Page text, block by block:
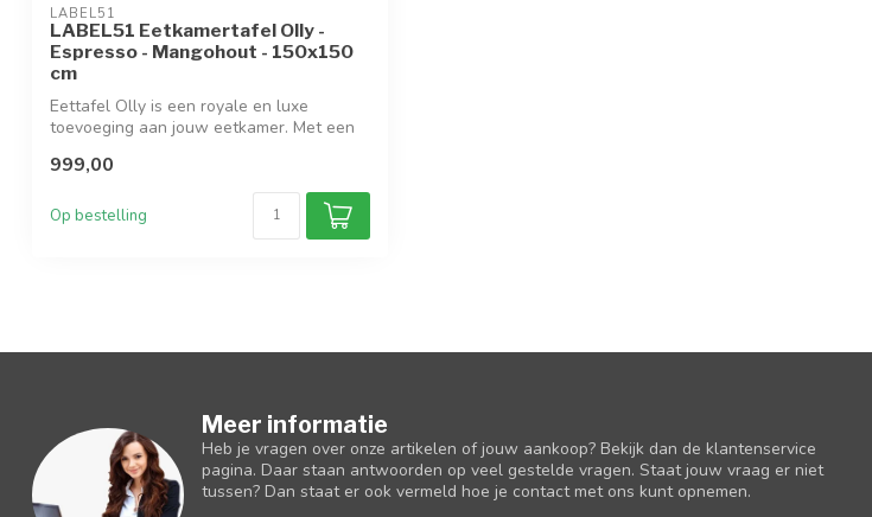
LABEL51
LABEL51 Eetkamertafel Olly -
Espresso - Mangohout - 150x150
cm
Eettafel Olly is een royale en luxe
toevoeging aan jouw eetkamer. Met een
999,00
Op bestelling
Meer informatie
Heb je vragen over onze artikelen of jouw aankoop? Bekijk dan de klantenservice
pagina. Daar staan antwoorden op veel gestelde vragen. Staat jouw vraag er niet
tussen? Dan staat er ook vermeld hoe je contact met ons kunt opnemen.